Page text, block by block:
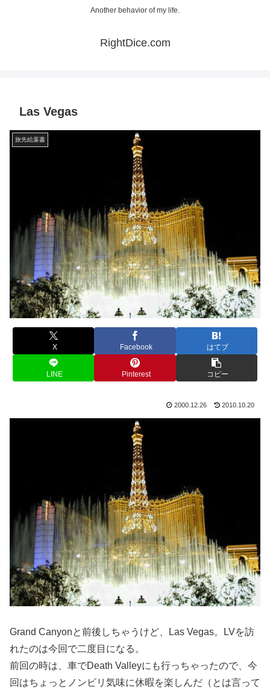
Another behavior of my life.
RightDice.com
Las Vegas
旅先絵葉書
X Facebook はてブ
LINE Pinterest コピー
2000.12.26 2010.10.20
Grand Canyonと前後しちゃうけど、Las Vegas。LVを訪
れたのは今回で二度目になる。
前回の時は、車でDeath Valleyにも行っちゃったので、今
回はちょっとノンビリ気味に休暇を楽しんだ（とは言って